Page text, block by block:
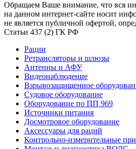
Обращаем Ваше внимание, что вся
на данном интернет-сайте носит
не является публичной офертой,
Статьи 437 (2) ГК РФ
Рации
Ретрансляторы и шлюзы
Антенны и АФУ
Видеонаблюдение
Взрывозащищенное
Судовое оборудование
Оборудование по ПП 969
Источники питания
Досмотровое оборудование
Аксессуары для раций
Контрольно-измерительные